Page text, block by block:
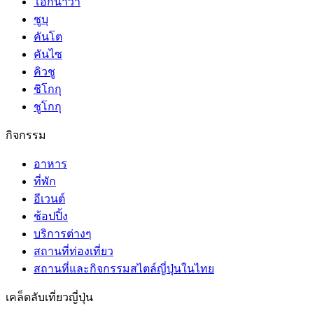
ชูบุ
คันโต
คันไซ
คิวชู
ชิโกกุ
ชูโกกุ
กิจกรรม
อาหาร
ที่พัก
อีเวนต์
ช้อปปิ้ง
บริการต่างๆ
สถานที่ท่องเที่ยว
สถานที่และกิจกรรมสไตล์ญี่ปุ่นในไทย
เคล็ดลับเที่ยวญี่ปุ่น